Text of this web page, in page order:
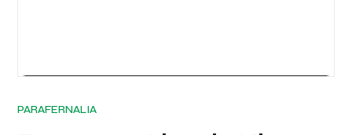
PARAFERNALIA